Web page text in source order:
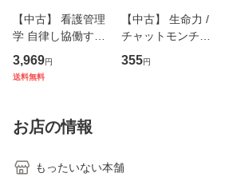
【中古】 看護管理
学 自律し協働する
専門職の看護マネ
ジメントスキル 改
恵 藤本幸三 / 南江
堂 [単行
3,969円
送料無料
【中古】 生命力 /
チャットモンチー /
キューンレコード
[CD]【メール便送
355円
お店の情報
もったいない本舗